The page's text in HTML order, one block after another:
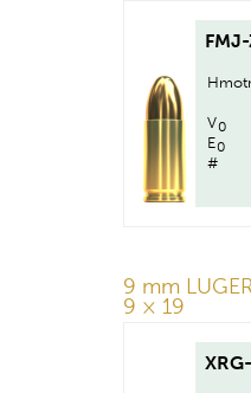
V0
E0
#
9 mm
9 × 19